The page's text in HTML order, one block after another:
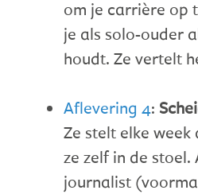
om je carrière op
je als solo-ouder
houdt. Ze vertelt
Aflevering 4:
Ze stelt elke
ze zelf in de stoel.
journalist